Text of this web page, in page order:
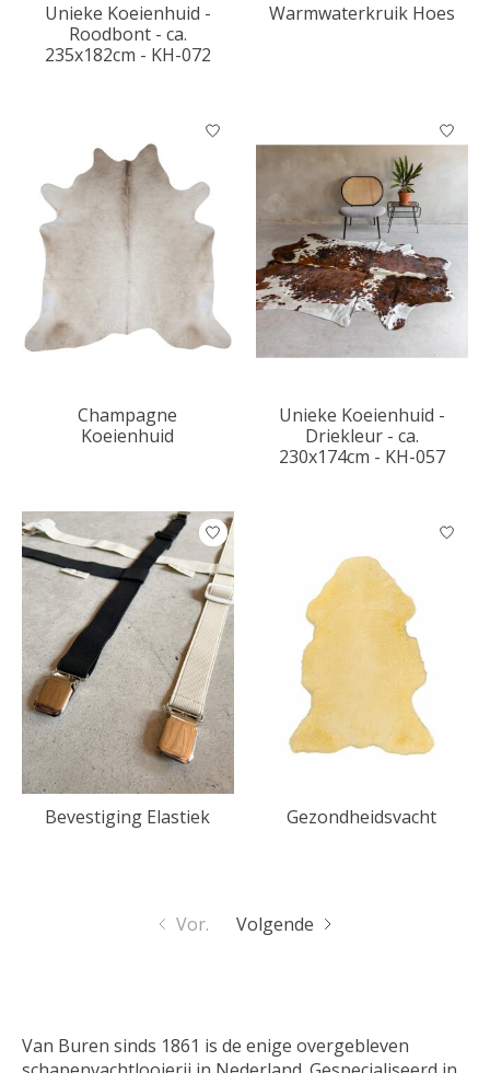
Unieke Koeienhuid -
Roodbont - ca.
235x182cm - KH-072
Warmwaterkruik Hoes
Champagne
Koeienhuid
Unieke Koeienhuid -
Driekleur - ca.
230x174cm - KH-057
Bevestiging Elastiek Gezondheidsvacht
Vor. Volgende
Van Buren sinds 1861 is de enige overgebleven